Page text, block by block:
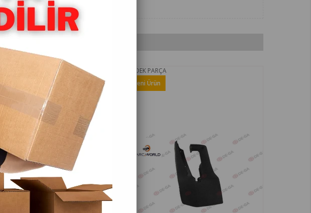
YEDEK PARÇA
Yeni Ürün